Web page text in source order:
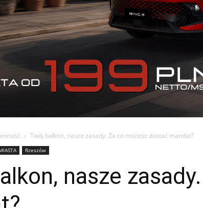
Twój balkon, nasze zasady. Za co możesz dostać mandat?
Rzeszów
nasze